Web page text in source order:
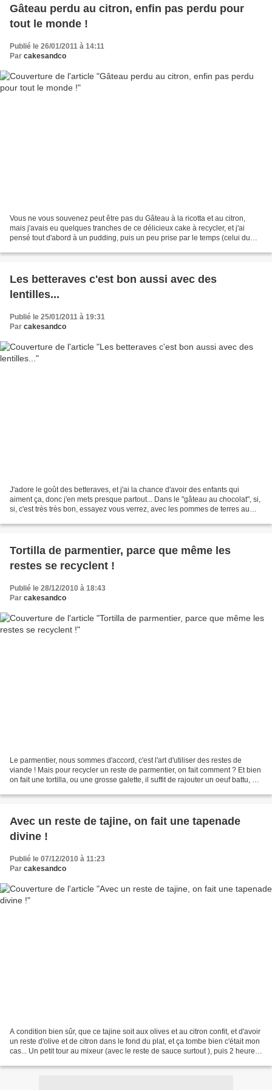
Gâteau perdu au citron, enfin pas perdu pour
tout le monde !
Publié le 26/01/2011 à 14:11
Par cakesandco
Vous ne vous souvenez peut être pas du Gâteau à la ricotta et au citron,
mais j'avais eu quelques tranches de ce délicieux cake à recycler, et j'ai
pensé tout d'abord à un pudding, puis un peu prise par le temps (celui du
Les betteraves c'est bon aussi avec des
lentilles...
Publié le 25/01/2011 à 19:31
Par cakesandco
J'adore le goût des betteraves, et j'ai la chance d'avoir des enfants qui
aiment ça, donc j'en mets presque partout... Dans le "gâteau au chocolat", si,
si, c'est très très bon, essayez vous verrez, avec les pommes de terres au
Tortilla de parmentier, parce que même les
restes se recyclent !
Publié le 28/12/2010 à 18:43
Par cakesandco
Le parmentier, nous sommes d'accord, c'est l'art d'utiliser des restes de
viande ! Mais pour recycler un reste de parmentier, on fait comment ? Et bien
on fait une tortilla, ou une grosse galette, il suffit de rajouter un oeuf battu, de
Avec un reste de tajine, on fait une tapenade
divine !
Publié le 07/12/2010 à 11:23
Par cakesandco
A condition bien sûr, que ce tajine soit aux olives et au citron confit, et d'avoir
un reste d'olive et de citron dans le fond du plat, et ça tombe bien c'était mon
cas... Un petit tour au mixeur (avec le reste de sauce surtout ), puis 2 heures